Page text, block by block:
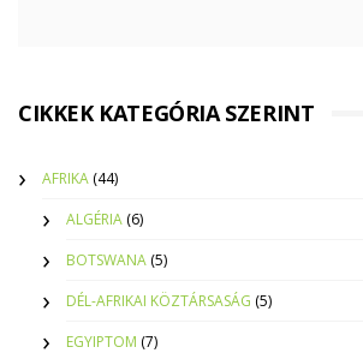
CIKKEK KATEGÓRIA SZERINT
AFRIKA (44)
ALGÉRIA (6)
BOTSWANA (5)
DÉL-AFRIKAI KÖZTÁRSASÁG (5)
EGYIPTOM (7)